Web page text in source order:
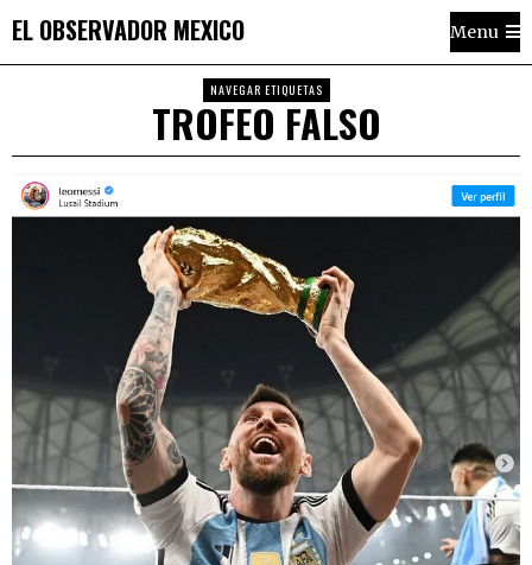
EL OBSERVADOR MEXICO Menu
NAVEGAR ETIQUETAS
TROFEO FALSO